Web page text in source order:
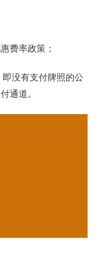
费率政策；
即没有支付牌照的公
通道。